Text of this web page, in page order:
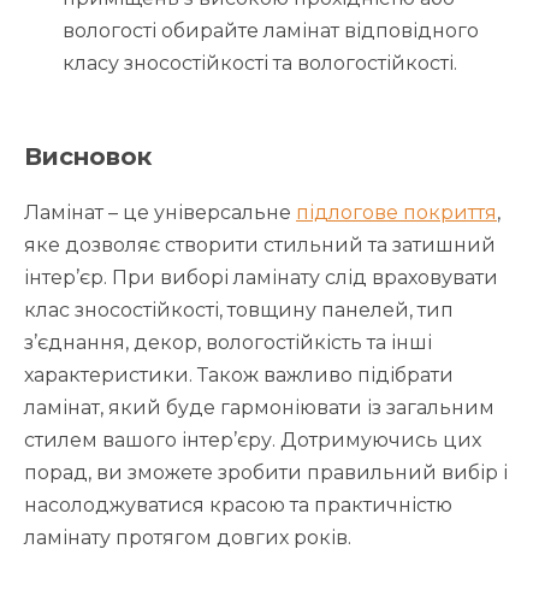
вологості обирайте ламінат відповідного
класу зносостійкості та вологостійкості.
Висновок
Ламінат – це універсальне підлогове покриття,
яке дозволяє створити стильний та затишний
інтер’єр. При виборі ламінату слід враховувати
клас зносостійкості, товщину панелей, тип
з’єднання, декор, вологостійкість та інші
характеристики. Також важливо підібрати
ламінат, який буде гармоніювати із загальним
стилем вашого інтер’єру. Дотримуючись цих
порад, ви зможете зробити правильний вибір і
насолоджуватися красою та практичністю
ламінату протягом довгих років.